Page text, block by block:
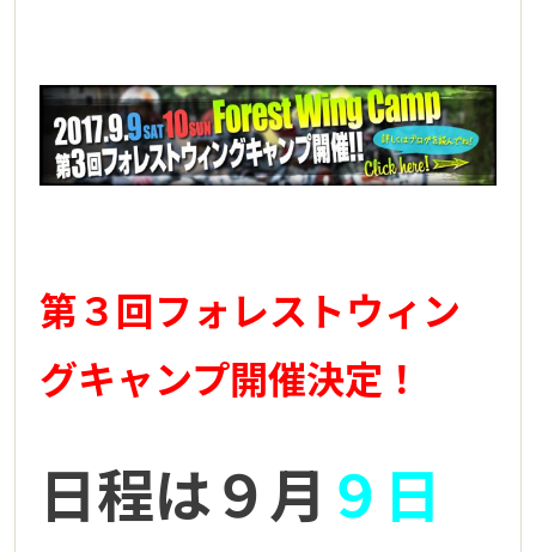
第３回フォレストウィン
グキャンプ開催決定！
日程は９月 ９日